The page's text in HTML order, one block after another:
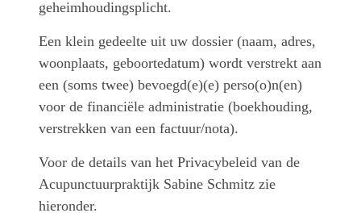
geheimhoudingsplicht.
Een klein gedeelte uit uw dossier (naam, adres,
woonplaats, geboortedatum) wordt verstrekt aan
een (soms twee) bevoegd(e)(e) perso(o)n(en)
voor de financiële administratie (boekhouding,
verstrekken van een factuur/nota).
Voor de details van het Privacybeleid van de
Acupunctuurpraktijk Sabine Schmitz zie
hieronder.